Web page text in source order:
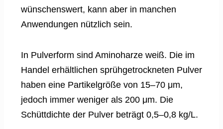
wünschenswert, kann aber in manchen
Anwendungen nützlich sein.
In Pulverform sind Aminoharze weiß. Die im
Handel erhältlichen sprühgetrockneten Pulver
haben eine Partikelgröße von 15–70 μm,
jedoch immer weniger als 200 μm. Die
Schüttdichte der Pulver beträgt 0,5–0,8 kg/L.